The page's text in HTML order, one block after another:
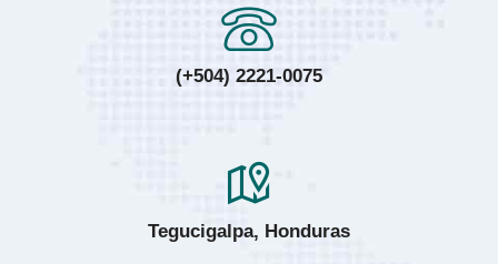
(+504) 2221-0075
Tegucigalpa, Honduras